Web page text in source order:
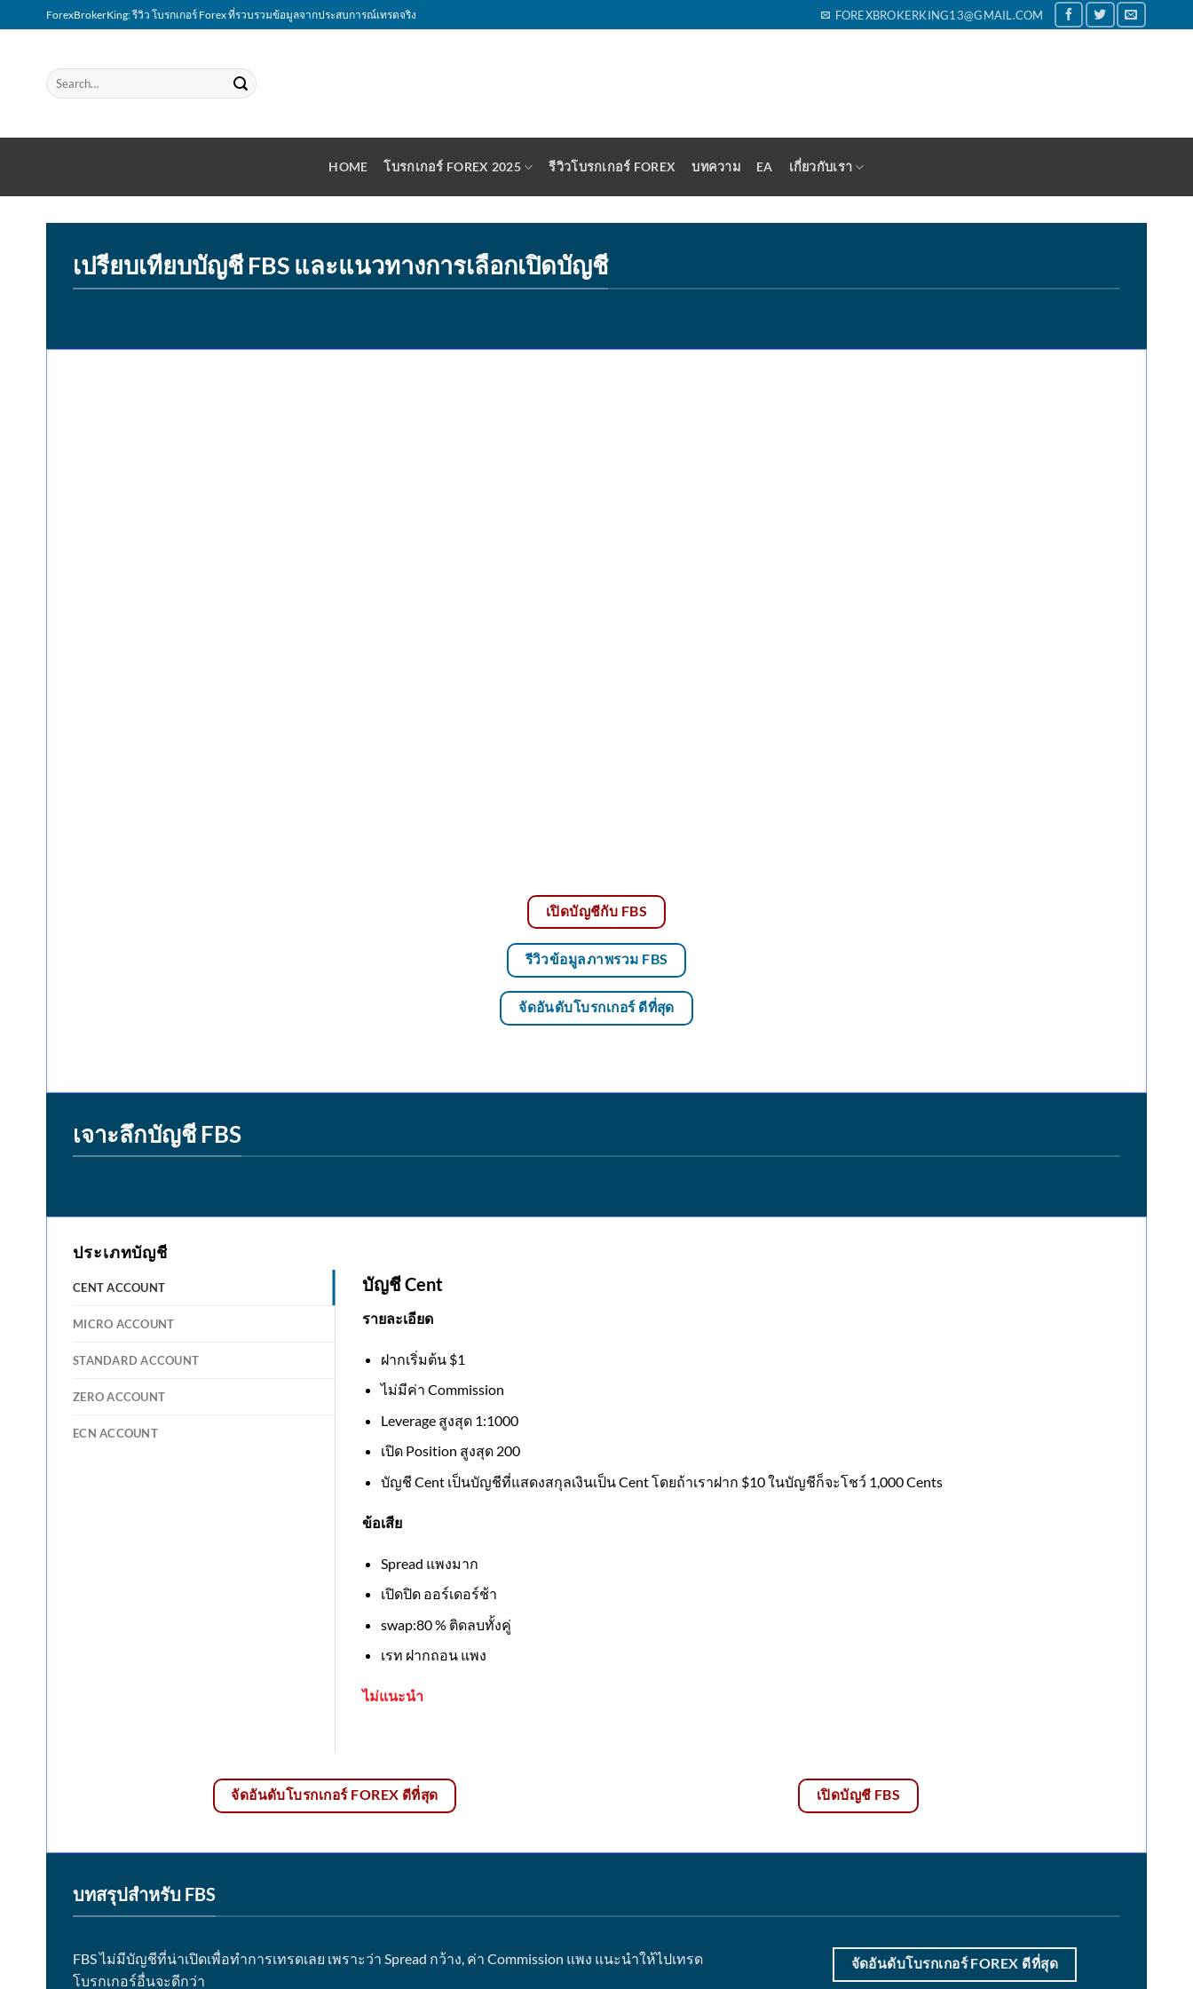
to
ForexBrokerKing: รีวิว โบรกเกอร์ Forex ที่รวบรวมข้อมูลจากประสบการณ์เทรดจริง FOREXBROKERKING13@GMAIL.COM
HOME โบรกเกอร์ FOREX 2025 รีวิวโบรกเกอร์ FOREX บทความ EA เกี่ยวกับเรา
เปรียบเทียบบัญชี FBS และแนวทางการเลือกเปิดบัญชี
เปิดบัญชีกับ FBS
รีวิวข้อมูลภาพรวม FBS
จัดอันดับโบรกเกอร์ ดีที่สุด
เจาะลึกบัญชี FBS
ประเภทบัญชี
CENT ACCOUNT
MICRO ACCOUNT
STANDARD ACCOUNT
ZERO ACCOUNT
ECN ACCOUNT
บัญชี Cent
รายละเอียด
ฝากเริ่มต้น $1
ไม่มีค่า Commission
Leverage สูงสุด 1:1000
เปิด Position สูงสุด 200
บัญชี Cent เป็นบัญชีที่แสดงสกุลเงินเป็น Cent โดยถ้าเราฝาก $10 ในบัญชีก็จะโชว์ 1,000 Cents
ข้อเสีย
Spread แพงมาก
เปิดปิด ออร์เดอร์ช้า
swap:80 % ติดลบทั้งคู่
เรท ฝากถอน แพง
ไม่แนะนำ
จัดอันดับโบรกเกอร์ FOREX ดีที่สุด เปิดบัญชี FBS
บทสรุปสำหรับ FBS
FBS ไม่มีบัญชีที่น่าเปิดเพื่อทำการเทรดเลย เพราะว่า Spread กว้าง, ค่า Commission แพง แนะนำให้ไปเทรด
โบรกเกอร์อื่นจะดีกว่า
จัดอันดับโบรกเกอร์ FOREX ดีที่สุด